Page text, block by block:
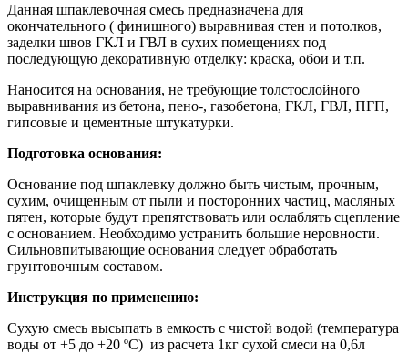
Данная шпаклевочная смесь предназначена для
окончательного ( финишного) выравнивая стен и потолков,
заделки швов ГКЛ и ГВЛ в сухих помещениях под
последующую декоративную отделку: краска, обои и т.п.
Наносится на основания, не требующие толстослойного
выравнивания из бетона, пено-, газобетона, ГКЛ, ГВЛ, ПГП,
гипсовые и цементные штукатурки.
Подготовка основания:
Основание под шпаклевку должно быть чистым, прочным,
сухим, очищенным от пыли и посторонних частиц, масляных
пятен, которые будут препятствовать или ослаблять сцепление
с основанием. Необходимо устранить большие неровности.
Сильновпитывающие основания следует обработать
грунтовочным составом.
Инструкция по применению:
Сухую смесь высыпать в емкость с чистой водой (температура
воды от +5 до +20 ºС) из расчета 1кг сухой смеси на 0,6л